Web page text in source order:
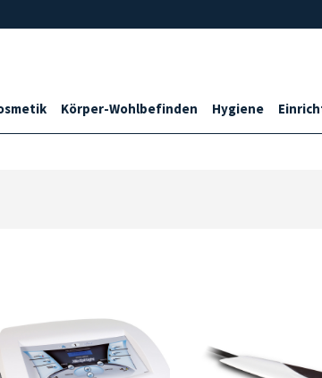
Körper-Wohlbefinden Hygiene